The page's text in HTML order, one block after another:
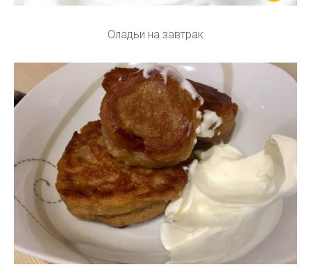
Оладьи на завтрак